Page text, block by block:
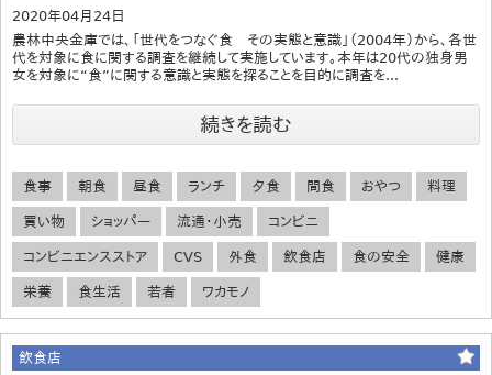
2020年04月24日
農林中央金庫では、「世代をつなぐ食 その実態と意識」（2004年）から、各世
代を対象に食に関する調査を継続して実施しています。本年は20代の独身男
女を対象に“食”に関する意識と実態を探ることを目的に調査を...
続きを読む
食事 朝食 昼食 ランチ 夕食 間食 おやつ 料理
買い物 ショッパー 流通・小売 コンビニ
コンビニエンスストア CVS 外食 飲食店 食の安全 健康
栄養 食生活 若者 ワカモノ
飲食店